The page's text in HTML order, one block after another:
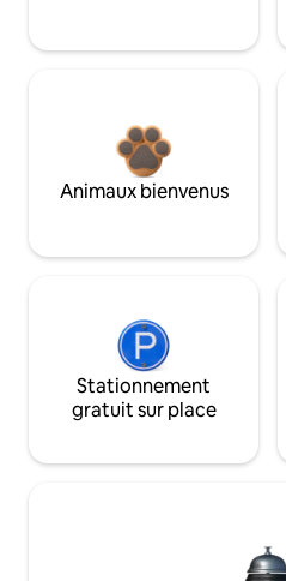
Animaux bienvenus
Stationnement
gratuit sur place